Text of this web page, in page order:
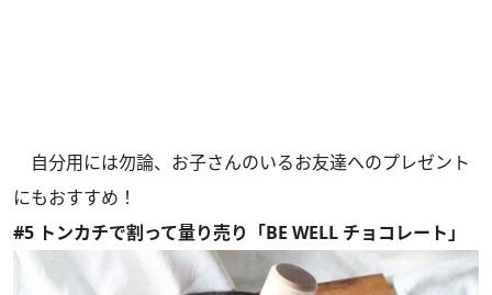
自分用には勿論、お子さんのいるお友達へのプレゼント
にもおすすめ！
#5 トンカチで割って量り売り「BE WELL チョコレート」